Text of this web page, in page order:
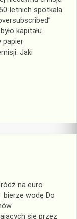
letnich spotkała
kapitału
papier
Jaki
na euro
wodę Do
się przez